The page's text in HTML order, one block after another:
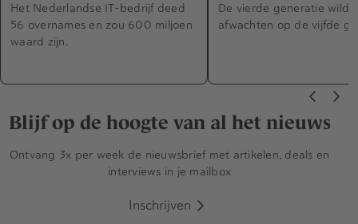
Het Nederlandse IT-bedrijf deed
56 overnames en zou 600 miljoen
waard zijn.
De vierde generatie
afwachten op de vijfde
Blijf op de hoogte van al het nieuws
Ontvang 3x per week de nieuwsbrief met artikelen, deals en
interviews in je mailbox
Inschrijven